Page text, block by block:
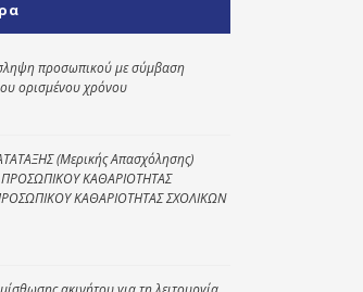
προσωπικού με σύμβαση
ορισμένου χρόνου
(Μερικής Απασχόλησης)
ΠΡΟΣΩΠΙΚΟΥ ΚΑΘΑΡΙΟΤΗΤΑΣ
ΚΑΘΑΡΙΟΤΗΤΑΣ ΣΧΟΛΙΚΩΝ